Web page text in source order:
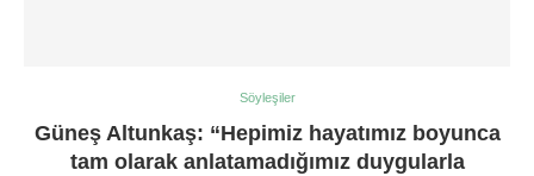
Söyleşiler
Güneş Altunkaş: “Hepimiz hayatımız boyunca
tam olarak anlatamadığımız duygularla